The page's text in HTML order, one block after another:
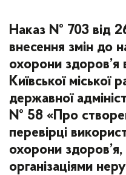
Наказ № 703 від
внесення змін до
охорони здоров’я
Київської міської
державної
№ 58 «Про
перевірці
охорони
організаціями